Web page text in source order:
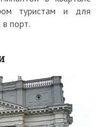
туристам и для
порт.